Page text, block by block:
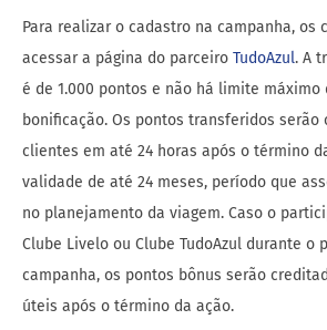
Para realizar o cadastro na campanha, os
acessar a página do parceiro TudoAzul. A
é de 1.000 pontos e não há limite
bonificação. Os pontos transferidos serão
clientes em até 24 horas após o término
validade de até 24 meses, período que
no planejamento da viagem. Caso o
Clube Livelo ou Clube TudoAzul durante o
campanha, os pontos bônus serão
úteis após o término da ação.